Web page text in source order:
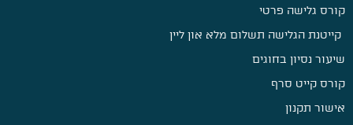
קורס גלישה פרטי
קייטנת הגלישה תשלום מלא און ליין
שיעור נסיון בחוגים
קורס קייט סרף
אישור תקנון